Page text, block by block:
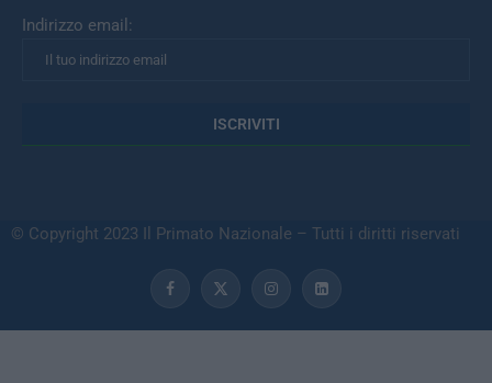
Indirizzo email:
© Copyright 2023 Il Primato Nazionale – Tutti i diritti riservati